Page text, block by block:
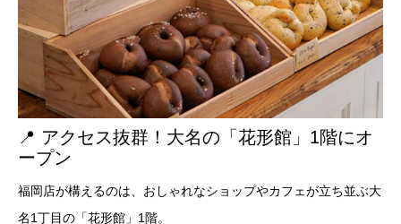
📍 アクセス抜群！大名の「花形館」1階にオ
ープン
福岡店が構えるのは、おしゃれなショップやカフェが立ち並ぶ大
名1丁目の「花形館」1階。